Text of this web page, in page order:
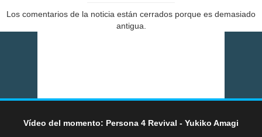
Los comentarios de la noticia están cerrados porque es demasiado
antigua.
Vídeo del momento: Persona 4 Revival - Yukiko Amagi